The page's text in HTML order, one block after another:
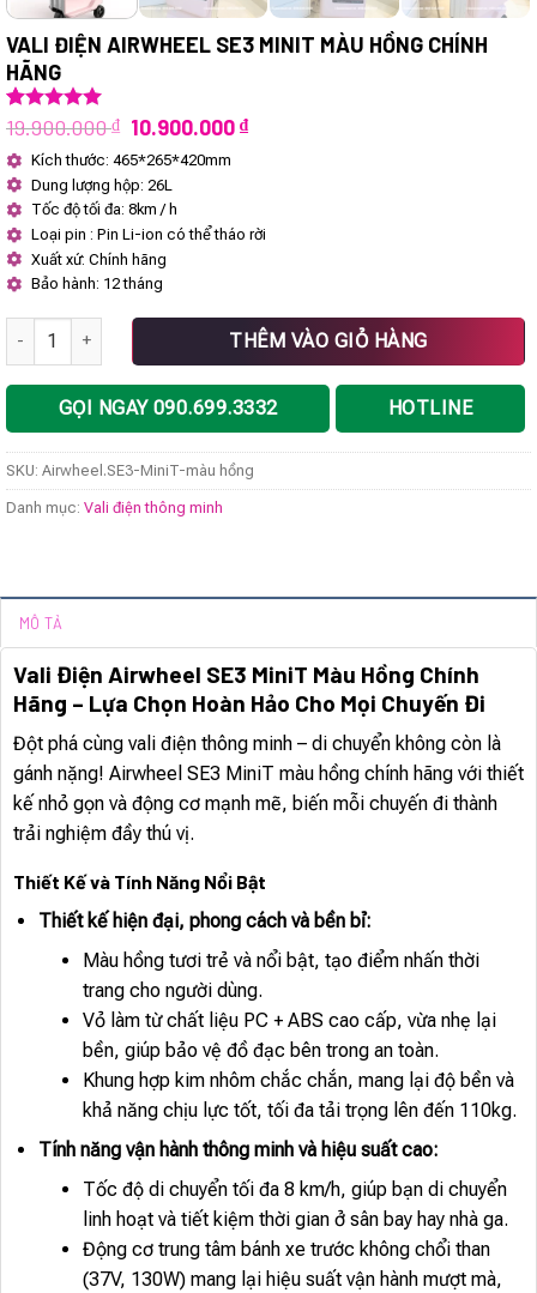
VALI ĐIỆN AIRWHEEL SE3 MINIT MÀU HỒNG CHÍNH
HÃNG
5.00trên 5
1
đánh giá
19.900.000₫ Giá
là:
19.900.000 ₫.
10.900.000₫Giá
Kích thước: 465*265*420mm
Dung lượng hộp: 26L
Tốc độ tối đa: 8km / h
Loại pin : Pin Li-ion có thể tháo rời
Xuất xứ: Chính hãng
Bảo hành: 12 tháng
Vali điện Airwheel SE3 MiniT màu hồng chính hãng số lượng
THÊM VÀO GIỎ HÀNG
GỌI NGAY 090.699.3332 HOTLINE
SKU: Airwheel.SE3-MiniT-màu hồng
Danh mục: Vali điện thông minh
MÔ TẢ
Vali Điện Airwheel SE3 MiniT Màu Hồng Chính
Hãng – Lựa Chọn Hoàn Hảo Cho Mọi Chuyến Đi
Đột phá cùng vali điện thông minh – di chuyển không còn là
gánh nặng! Airwheel SE3 MiniT màu hồng chính hãng với thiết
kế nhỏ gọn và động cơ mạnh mẽ, biến mỗi chuyến đi thành
trải nghiệm đầy thú vị.
Thiết Kế và Tính Năng Nổi Bật
Thiết kế hiện đại, phong cách và bền bỉ:
Màu hồng tươi trẻ và nổi bật, tạo điểm nhấn thời
trang cho người dùng.
Vỏ làm từ chất liệu PC + ABS cao cấp, vừa nhẹ lại
bền, giúp bảo vệ đồ đạc bên trong an toàn.
Khung hợp kim nhôm chắc chắn, mang lại độ bền và
khả năng chịu lực tốt, tối đa tải trọng lên đến 110kg.
Tính năng vận hành thông minh và hiệu suất cao:
Tốc độ di chuyển tối đa 8 km/h, giúp bạn di chuyển
linh hoạt và tiết kiệm thời gian ở sân bay hay nhà ga.
Động cơ trung tâm bánh xe trước không chổi than
(37V, 130W) mang lại hiệu suất vận hành mượt mà,